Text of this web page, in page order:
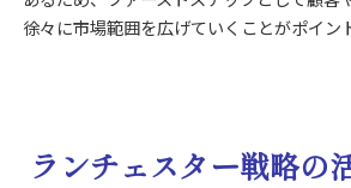
徐々に市場範囲を広げていくことがポイン
ランチェスター戦略の